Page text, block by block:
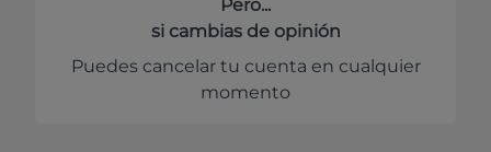
Pero...
si cambias de opinión
Puedes cancelar tu cuenta en cualquier
momento